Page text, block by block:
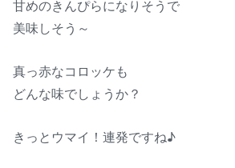
甘めのきんぴらになりそうで
美味しそう～
真っ赤なコロッケも
どんな味でしょうか？
きっとウマイ！連発ですね♪